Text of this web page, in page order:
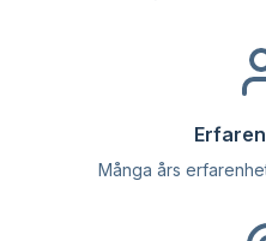
Många års